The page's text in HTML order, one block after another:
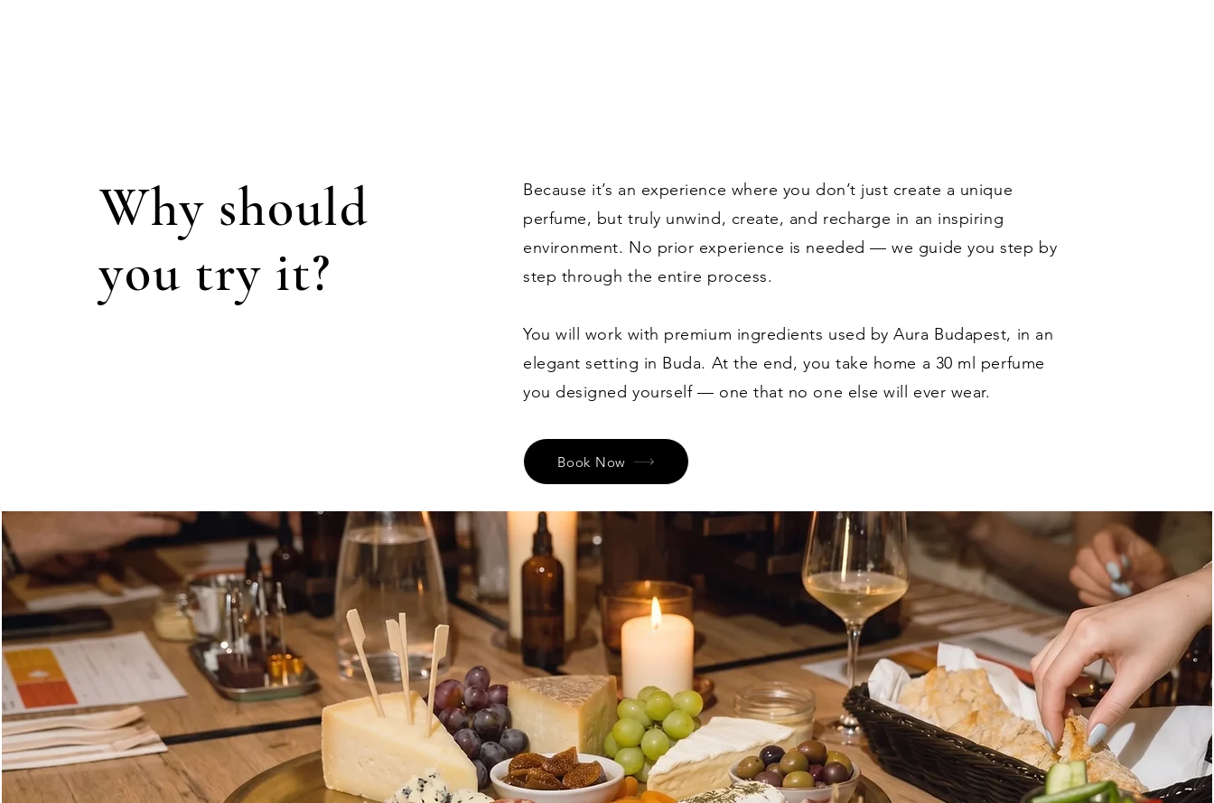
Why should
you try it?
Because it’s an experience where you don’t just create a unique
perfume, but truly unwind, create, and recharge in an inspiring
environment. No prior experience is needed — we guide you step by
step through the entire process.
You will work with premium ingredients used by Aura Budapest, in an
elegant setting in Buda. At the end, you take home a 30 ml perfume
you designed yourself — one that no one else will ever wear.
Book Now